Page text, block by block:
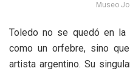
Museo
Toledo no se quedó en la
como un orfebre, sino
artista argentino. Su